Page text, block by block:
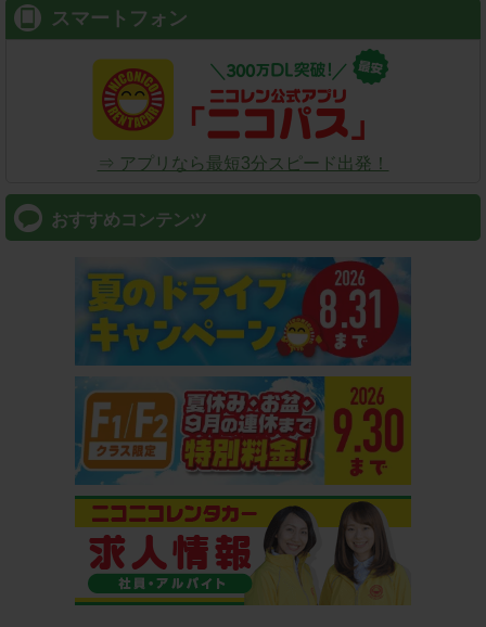
スマートフォン
⇒ アプリなら最短3分スピード出発！
おすすめコンテンツ